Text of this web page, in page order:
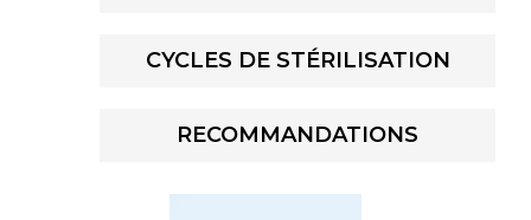
CYCLES DE STÉRILISATION
RECOMMANDATIONS